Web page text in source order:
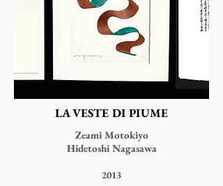
LA VESTE DI PIUME
Zeami Motokiyo
Hidetoshi Nagasawa
2013